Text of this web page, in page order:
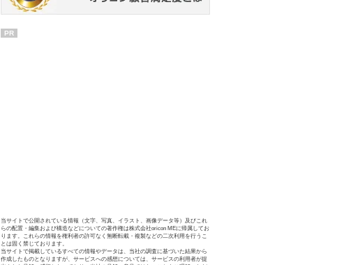
PR
当サイトで公開されている情報（文字、写真、イラスト、画像データ等）及びこれ
らの配置・編集および構造などについての著作権は株式会社oricon MEに帰属してお
ります。これらの情報を権利者の許可なく無断転載・複製などの二次利用を行うこ
とは固く禁じております。
当サイトで掲載しているすべての情報やデータは、当社の調査に基づいた結果から
作成したものとなりますが、サービスへの感想については、サービスの利用者が提